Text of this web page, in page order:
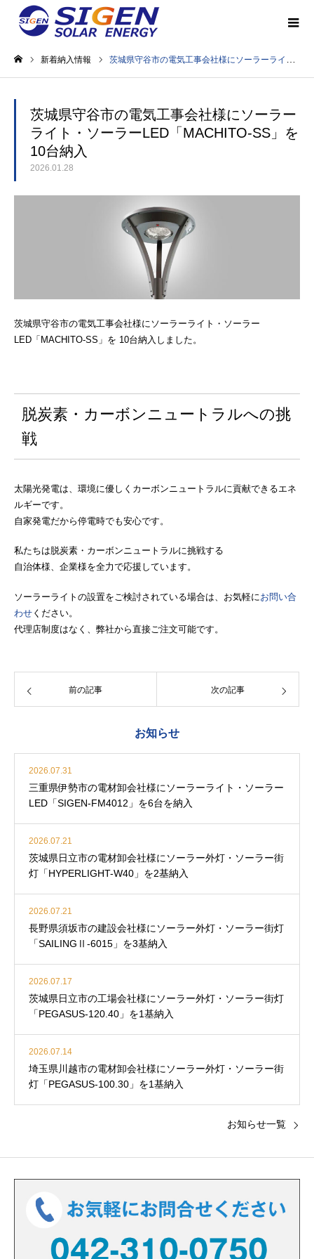
新着納入情報 茨城県守谷市の電気工事会社様にソーラーライト・ソーラーLED「MACHITO-SS」を 10台納入
茨城県守谷市の電気工事会社様にソーラー
ライト・ソーラーLED「MACHITO-SS」を
10台納入
2026.01.28
茨城県守谷市の電気工事会社様にソーラーライト・ソーラー
LED「MACHITO-SS」を 10台納入しました。
脱炭素・カーボンニュートラルへの挑
戦
太陽光発電は、環境に優しくカーボンニュートラルに貢献できるエネ
ルギーです。
自家発電だから停電時でも安心です。
私たちは脱炭素・カーボンニュートラルに挑戦する
自治体様、企業様を全力で応援しています。
ソーラーライトの設置をご検討されている場合は、お気軽にお問い合
わせ ください。
代理店制度はなく、弊社から直接ご注文可能です。
前の記事 次の記事
お知らせ
2026.07.31
三重県伊勢市の電材卸会社様にソーラーライト・ソーラー
LED「SIGEN-FM4012」を6台を納入
2026.07.21
茨城県日立市の電材卸会社様にソーラー外灯・ソーラー街
灯「HYPERLIGHT-W40」を2基納入
2026.07.21
長野県須坂市の建設会社様にソーラー外灯・ソーラー街灯
「SAILINGⅡ-6015」を3基納入
2026.07.17
茨城県日立市の工場会社様にソーラー外灯・ソーラー街灯
「PEGASUS-120.40」を1基納入
2026.07.14
埼玉県川越市の電材卸会社様にソーラー外灯・ソーラー街
灯「PEGASUS-100.30」を1基納入
お知らせ一覧